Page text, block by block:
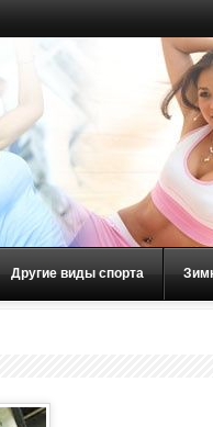
Другие виды спорта